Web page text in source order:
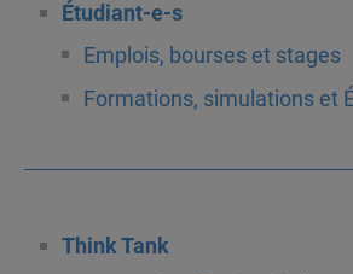
Étudiant-e-s
Emplois, bourses et stages
Formations, simulations et
Think Tank